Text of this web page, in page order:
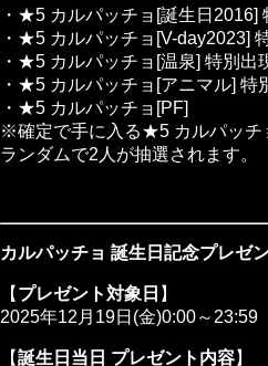
・★5 カルパッチョ[誕生日2016]
・★5 カルパッチョ[V-day2023]
・★5 カルパッチョ[温泉] 特別出
・★5 カルパッチョ[アニマル] 特
・★5 カルパッチョ[PF]
※確定で手に入る★5 カルパッチ
ランダムで2人が抽選されます。
カルパッチョ 誕生日記念プレゼ
【 プレゼント対象日 】
2025年12月19日(金)0:00～23:59
【誕生日当日 プレゼント内容】